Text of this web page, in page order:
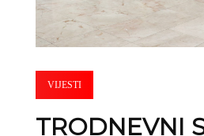
VIJESTI
TRODNEVNI